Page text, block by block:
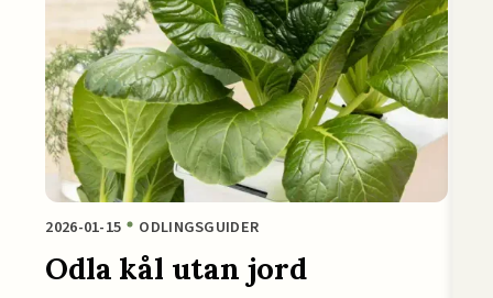
2026-01-15 ODLINGSGUIDER
Odla kål utan jord